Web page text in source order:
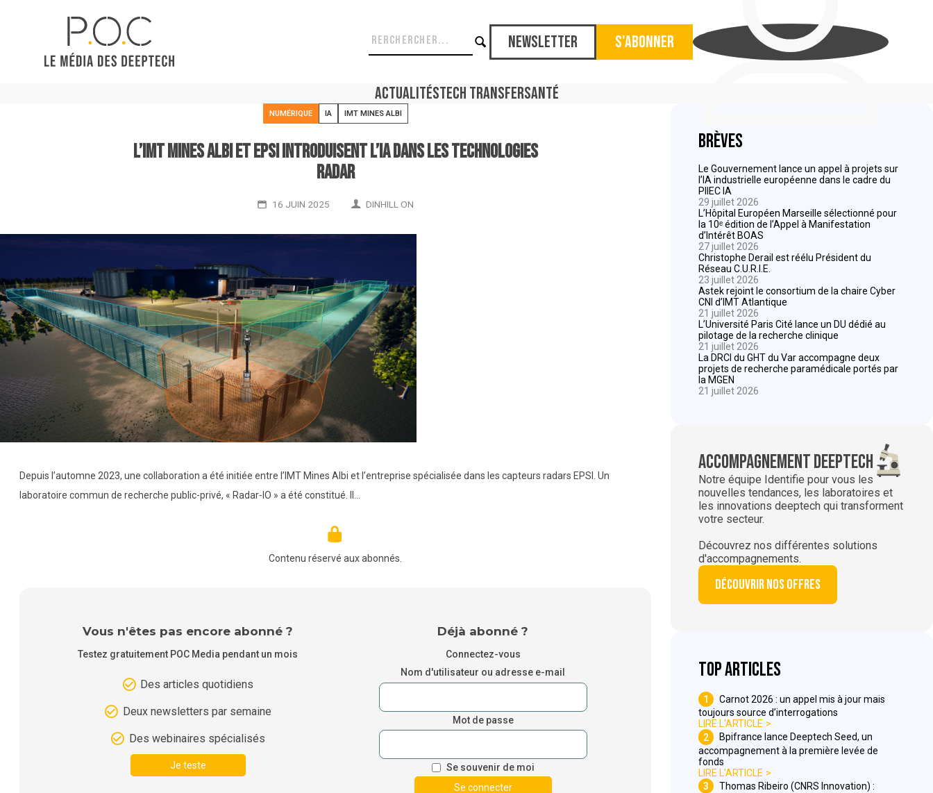
Newsletter S'abonner
ActualitésTech TransferSanté
NUMÉRIQUE IA IMT MINES ALBI
L’IMT Mines Albi et EPSI introduisent l’IA dans les technologies
radar
16 JUIN 2025 DINHILL ON
Depuis l’automne 2023, une collaboration a été initiée entre l’IMT Mines Albi et l’entreprise spécialisée dans les capteurs radars EPSI. Un
laboratoire commun de recherche public-privé, « Radar-IO » a été constitué. Il…
Contenu réservé aux abonnés.
Vous n'êtes pas encore abonné ?
Testez gratuitement POC Media pendant un mois
Des articles quotidiens
Deux newsletters par semaine
Des webinaires spécialisés
Je teste
Déjà abonné ?
Connectez-vous
Nom d'utilisateur ou adresse e-mail
Mot de passe
Se souvenir de moi
Brèves
Le Gouvernement lance un appel à projets sur
l’IA industrielle européenne dans le cadre du
PIIEC IA
29 juillet 2026
L’Hôpital Européen Marseille sélectionné pour
la 10ᵉ édition de l’Appel à Manifestation
d’Intérêt BOAS
27 juillet 2026
Christophe Derail est réélu Président du
Réseau C.U.R.I.E.
23 juillet 2026
Astek rejoint le consortium de la chaire Cyber
CNI d’IMT Atlantique
21 juillet 2026
L’Université Paris Cité lance un DU dédié au
pilotage de la recherche clinique
21 juillet 2026
La DRCI du GHT du Var accompagne deux
projets de recherche paramédicale portés par
la MGEN
21 juillet 2026
Accompagnement deeptech
Notre équipe Identifie pour vous les
nouvelles tendances, les laboratoires et
les innovations deeptech qui transforment
votre secteur.
Découvrez nos différentes solutions
d'accompagnements.
Découvrir nos offres
Top articles
1
Carnot 2026 : un appel mis à jour mais
toujours source d’interrogations
LIRE L'ARTICLE
2
Bpifrance lance Deeptech Seed, un
accompagnement à la première levée de
fonds
LIRE L'ARTICLE
3
Thomas Ribeiro (CNRS Innovation) :